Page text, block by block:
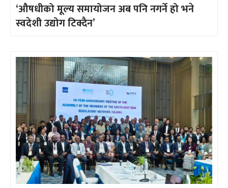
‘औषधीको मूल्य समायोजन अब पनि नगर्ने हो भने
स्वदेशी उद्योग टिक्दैन’